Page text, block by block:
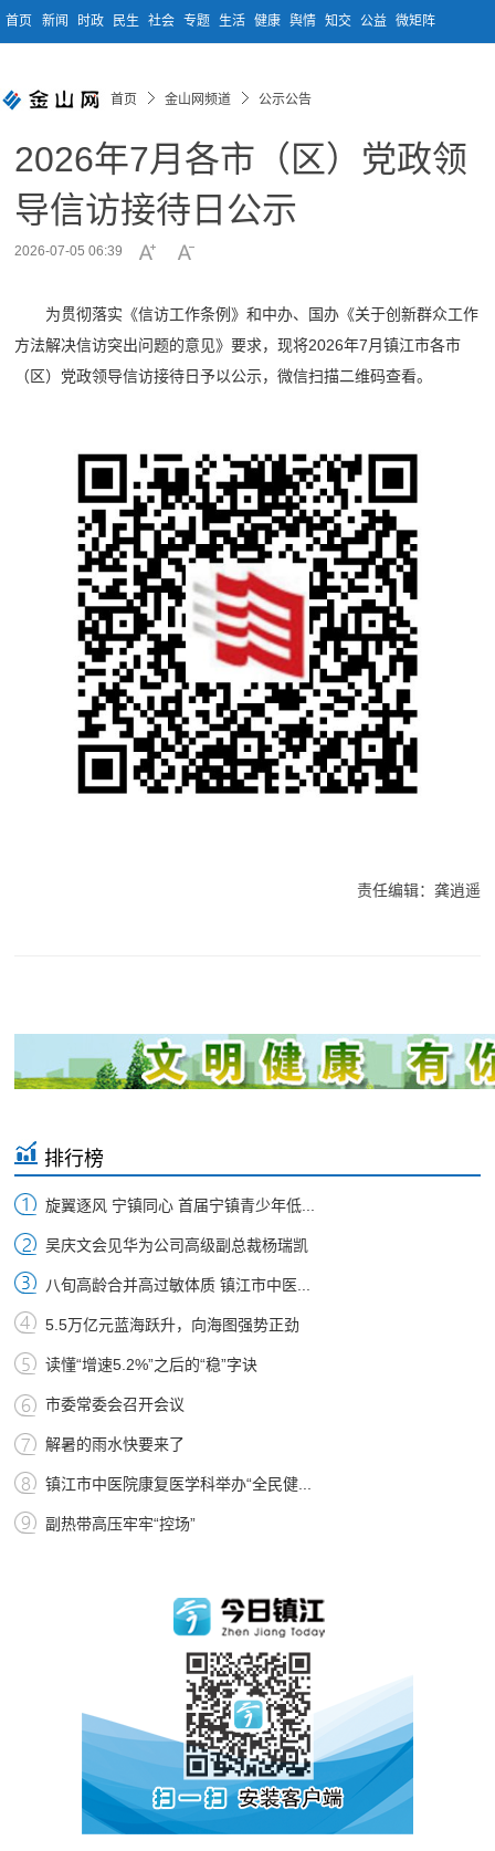
首页 新闻 时政 民生 社会 专题 生活 健康 舆情 知交 公益 微矩阵
首页 金山网频道 公示公告
2026年7月各市（区）党政领
导信访接待日公示
2026-07-05 06:39
为贯彻落实《信访工作条例》和中办、国办《关于创新群众工作
方法解决信访突出问题的意见》要求，现将2026年7月镇江市各市
（区）党政领导信访接待日予以公示，微信扫描二维码查看。
责任编辑：龚逍遥
排行榜
旋翼逐风 宁镇同心 首届宁镇青少年低...
吴庆文会见华为公司高级副总裁杨瑞凯
八旬高龄合并高过敏体质 镇江市中医...
5.5万亿元蓝海跃升，向海图强势正劲
读懂“增速5.2%”之后的“稳”字诀
市委常委会召开会议
解暑的雨水快要来了
镇江市中医院康复医学科举办“全民健...
副热带高压牢牢“控场”